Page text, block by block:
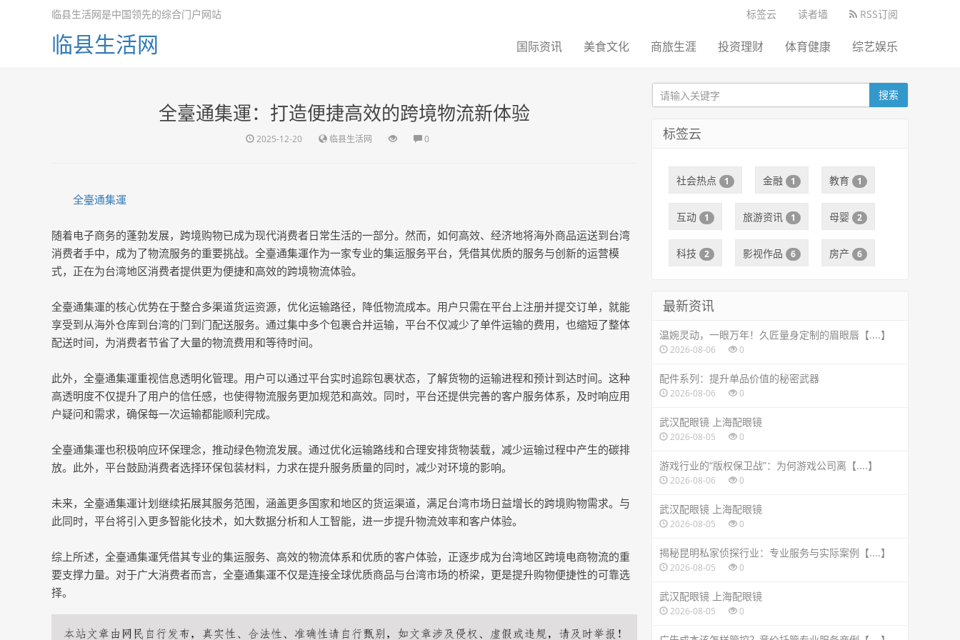
标签云 读者墙 RSS订阅
临县生活网是中国领先的综合门户网站
临县生活网 国际资讯 美食文化 商旅生涯 投资理财 体育健康 综艺娱乐
全臺通集運：打造便捷高效的跨境物流新体验
2025-12-20 临县生活网 0
全臺通集運
随着电子商务的蓬勃发展，跨境购物已成为现代消费者日常生活的一部分。然而，如何高效、经济地将海外商品运送到台湾
消费者手中，成为了物流服务的重要挑战。全臺通集運作为一家专业的集运服务平台，凭借其优质的服务与创新的运营模
式，正在为台湾地区消费者提供更为便捷和高效的跨境物流体验。
全臺通集運的核心优势在于整合多渠道货运资源，优化运输路径，降低物流成本。用户只需在平台上注册并提交订单，就能
享受到从海外仓库到台湾的门到门配送服务。通过集中多个包裹合并运输，平台不仅减少了单件运输的费用，也缩短了整体
配送时间，为消费者节省了大量的物流费用和等待时间。
此外，全臺通集運重视信息透明化管理。用户可以通过平台实时追踪包裹状态，了解货物的运输进程和预计到达时间。这种
高透明度不仅提升了用户的信任感，也使得物流服务更加规范和高效。同时，平台还提供完善的客户服务体系，及时响应用
户疑问和需求，确保每一次运输都能顺利完成。
全臺通集運也积极响应环保理念，推动绿色物流发展。通过优化运输路线和合理安排货物装载，减少运输过程中产生的碳排
放。此外，平台鼓励消费者选择环保包装材料，力求在提升服务质量的同时，减少对环境的影响。
未来，全臺通集運计划继续拓展其服务范围，涵盖更多国家和地区的货运渠道，满足台湾市场日益增长的跨境购物需求。与
此同时，平台将引入更多智能化技术，如大数据分析和人工智能，进一步提升物流效率和客户体验。
综上所述，全臺通集運凭借其专业的集运服务、高效的物流体系和优质的客户体验，正逐步成为台湾地区跨境电商物流的重
要支撑力量。对于广大消费者而言，全臺通集運不仅是连接全球优质商品与台湾市场的桥梁，更是提升购物便捷性的可靠选
择。
搜索
标签云
社会热点 1 金融 1 教育 1
互动 1 旅游资讯 1 母婴 2
科技 2 影视作品 6 房产 6
最新资讯
温婉灵动，一眼万年！久匠量身定制的眉眼唇【....】
2026-08-06 0
配件系列：提升单品价值的秘密武器
2026-08-06 0
武汉配眼镜 上海配眼镜
2026-08-05 0
游戏行业的“版权保卫战”：为何游戏公司离【....】
2026-08-06 0
武汉配眼镜 上海配眼镜
2026-08-05 0
揭秘昆明私家侦探行业：专业服务与实际案例【....】
2026-08-05 0
武汉配眼镜 上海配眼镜
2026-08-05 0